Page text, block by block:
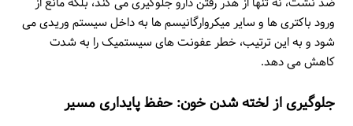
ورود باکتری ها و سایر میکروارگانیسم ها به داخل سیستم وریدی می
شود و به این ترتیب، خطر عفونت های سیستمیک را به شدت
کاهش می دهد.
جلوگیری از لخته شدن خون: حفظ پایداری مسیر